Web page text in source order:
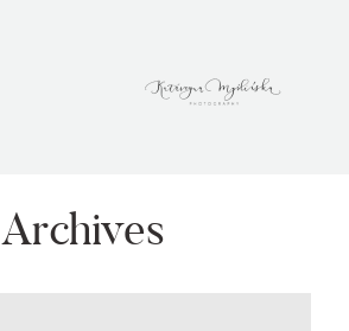
Archives
PORTFOLIO